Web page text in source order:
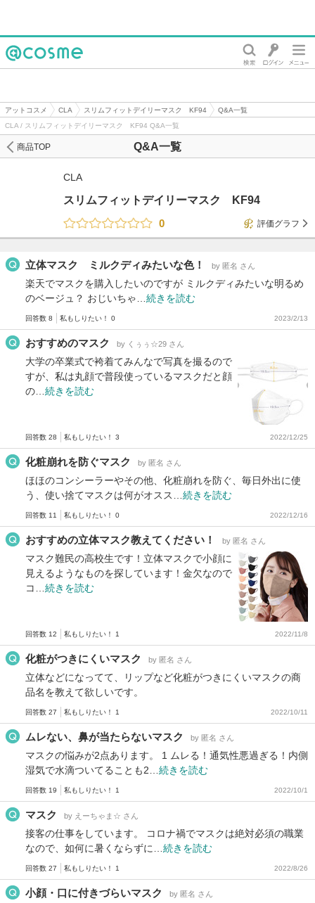
アットコスメ CLA スリムフィットデイリーマスク KF94
Q&A一覧
CLA / スリムフィットデイリーマスク KF94 Q&A一覧
Q&A一覧
商品TOP
CLA
スリムフィットデイリーマスク KF94
0
評価グラフ
立体マスク ミルクディみたいな色！ by 匿名 さん
楽天でマスクを購入したいのですが ミルクディみたいな明るめ
のベージュ？ おじいちゃ… 続きを読む
回答数 8 私もしりたい！ 0 2023/2/13
おすすめのマスク by くぅぅ☆29 さん
大学の卒業式で袴着てみんなで写真を撮るので
すが、私は丸顔で普段使っているマスクだと顔
の… 続きを読む
回答数 28 私もしりたい！ 3 2022/12/25
化粧崩れを防ぐマスク by 匿名 さん
ほほのコンシーラーやその他、化粧崩れを防ぐ、毎日外出に使
う、使い捨てマスクは何がオスス… 続きを読む
回答数 11 私もしりたい！ 0 2022/12/16
おすすめの立体マスク教えてください！ by 匿名 さん
マスク難民の高校生です！立体マスクで小顔に
見えるようなものを探しています！金欠なので
コ… 続きを読む
回答数 12 私もしりたい！ 1 2022/11/8
化粧がつきにくいマスク by 匿名 さん
立体などになってて、リップなど化粧がつきにくいマスクの商
品名を教えて欲しいです。
回答数 27 私もしりたい！ 1 2022/10/11
ムレない、鼻が当たらないマスク by 匿名 さん
マスクの悩みが2点あります。 1 ムレる！通気性悪過ぎる！内側
湿気で水滴ついてることも2… 続きを読む
回答数 19 私もしりたい！ 1 2022/10/1
マスク by えーちゃま☆ さん
接客の仕事をしています。 コロナ禍でマスクは絶対必須の職業
なので、如何に暑くならずに… 続きを読む
回答数 27 私もしりたい！ 1 2022/8/26
小顔・口に付きづらいマスク by 匿名 さん